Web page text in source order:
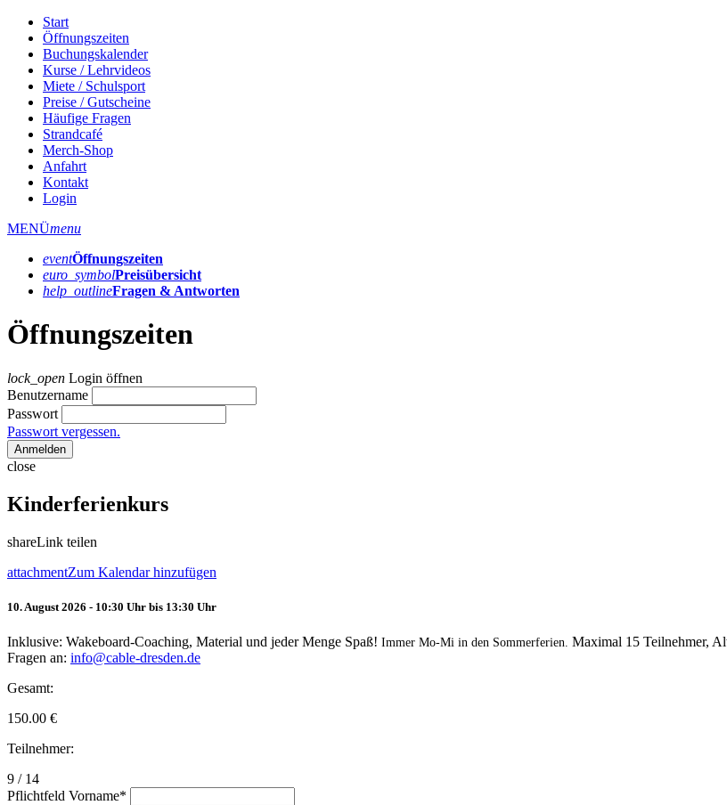
Start
Öffnungszeiten
Buchungskalender
Kurse / Lehrvideos
Miete / Schulsport
Preise / Gutscheine
Häufige Fragen
Strandcafé
Merch-Shop
Anfahrt
Kontakt
Login
MENÜmenu
eventÖffnungs­zeiten
euro_symbolPreis­übersicht
help_outlineFragen & Antworten
Öffnungszeiten
lock_open Login öffnen
Benutzername
Passwort
Passwort vergessen.
Anmelden
close
Kinderferienkurs
shareLink teilen
attachmentZum Kalendar hinzufügen
10. August 2026 - 10:30 Uhr bis 13:30 Uhr
Inklusive: Wakeboard-Coaching, Material und jeder Menge Spaß! Immer Mo-Mi in den Sommerferien. Maximal 15 Teilnehmer,
Fragen an: info@cable-dresden.de
Gesamt:
150.00 €
Teilnehmer:
9 / 14
Pflichtfeld Vorname*